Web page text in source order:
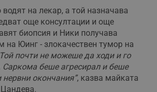
водят на лекар, а той назначава
още консултации и още
биопсия и Ники получава
на Юинг - злокачествен тумор на
Той почти не можеше да ходи и го
Саркома беше агресирал и беше
окончания”, казва майката